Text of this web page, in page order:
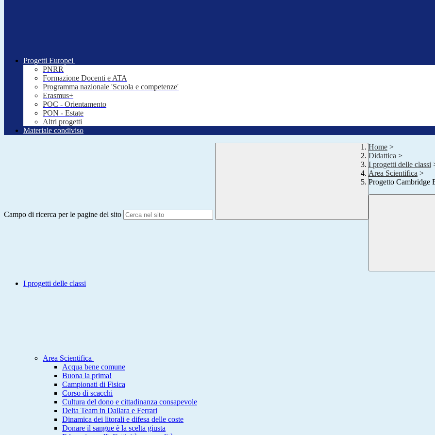
Progetti Europei
PNRR
Formazione Docenti e ATA
Programma nazionale 'Scuola e competenze'
Erasmus+
POC - Orientamento
PON - Estate
Altri progetti
Materiale condiviso
Campo di ricerca per le pagine del sito
Home >
Didattica >
I progetti delle classi
Area Scientifica >
Progetto
I progetti delle classi
Area Scientifica
Acqua bene comune
Buona la prima!
Campionati di Fisica
Corso di scacchi
Cultura del dono e cittadinanza consapevole
Delta Team in Dallara e Ferrari
Dinamica dei litorali e difesa delle coste
Donare il sangue è la scelta giusta